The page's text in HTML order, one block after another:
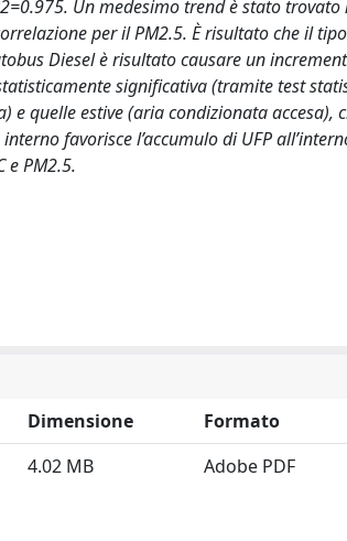
Un medesimo trend è stato
per il PM2.5. È risultato che il
Diesel è risultato causare un
significativa (tramite test
quelle estive (aria condizionata accesa),
favorisce l’accumulo di UFP
e PM2.5.
Dimensione
Formato
4.02 MB Adobe PDF